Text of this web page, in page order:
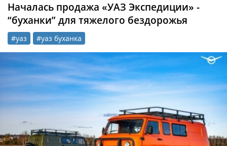
Началась продажа «УАЗ Экспедиции» -
“буханки” для тяжелого бездорожья
#уаз #уаз буханка